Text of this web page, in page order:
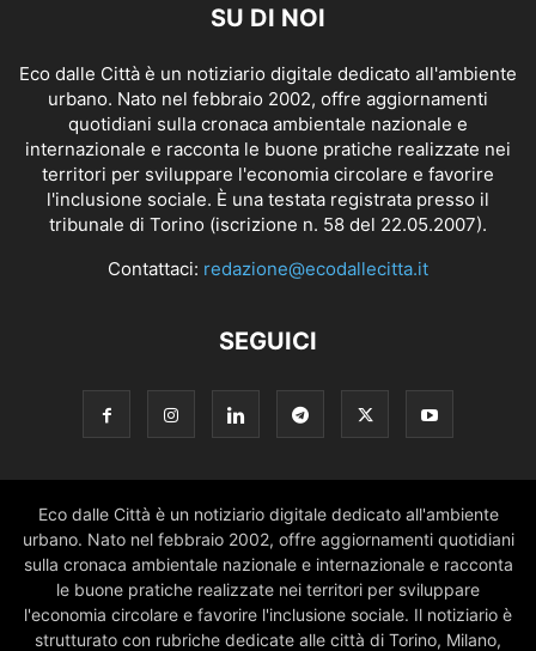
SU DI NOI
Eco dalle Città è un notiziario digitale dedicato all'ambiente
urbano. Nato nel febbraio 2002, offre aggiornamenti
quotidiani sulla cronaca ambientale nazionale e
internazionale e racconta le buone pratiche realizzate nei
territori per sviluppare l'economia circolare e favorire
l'inclusione sociale. È una testata registrata presso il
tribunale di Torino (iscrizione n. 58 del 22.05.2007).
Contattaci: redazione@ecodallecitta.it
SEGUICI
Eco dalle Città è un notiziario digitale dedicato all'ambiente
urbano. Nato nel febbraio 2002, offre aggiornamenti quotidiani
sulla cronaca ambientale nazionale e internazionale e racconta
le buone pratiche realizzate nei territori per sviluppare
l'economia circolare e favorire l'inclusione sociale. Il notiziario è
strutturato con rubriche dedicate alle città di Torino, Milano,